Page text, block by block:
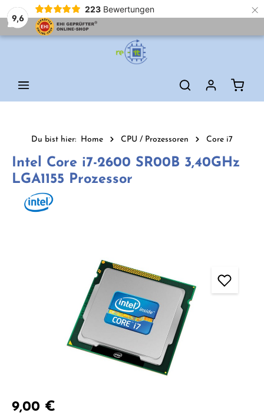
9,6
223 Bewertungen ×
Du bist hier: Home CPU / Prozessoren Core i7
Intel Core i7-2600 SR00B 3,40GHz
LGA1155 Prozessor
Bildergalerie überspringen
Regulärer Preis:
9,00 €